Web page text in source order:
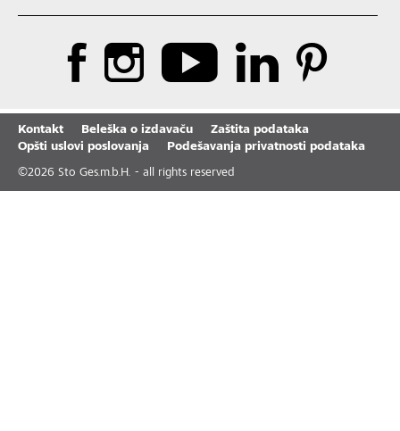
Kontakt Beleška o izdavaču
Zaštita podataka
Opšti uslovi poslovanja
Podešavanja privatnosti podataka
©2026 Sto Ges.m.b.H. - all rights reserved